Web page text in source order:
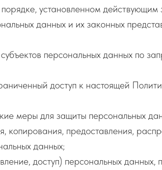
установленном
данных и их законных
персональных данных по
доступ к настоящей
меры для защиты персональных
копирования, предоставления,
данных;
доступ) персональных данных,